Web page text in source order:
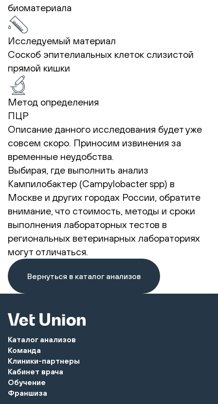
биоматериала
Исследуемый материал
Соскоб эпителиальных клеток слизистой
прямой кишки
Метод определения
ПЦР
Описание данного исследования будет уже
совсем скоро. Приносим извинения за
временные неудобства.
Выбирая, где выполнить анализ
Кампилобактер (Campylobacter spp) в
Москве и других городах России, обратите
внимание, что стоимость, методы и сроки
выполнения лабораторных тестов в
региональных ветеринарных лабораториях
могут отличаться.
Вернуться в каталог анализов
Каталог анализов
Команда
Клиники-партнеры
Кабинет врача
Обучение
Франшиза